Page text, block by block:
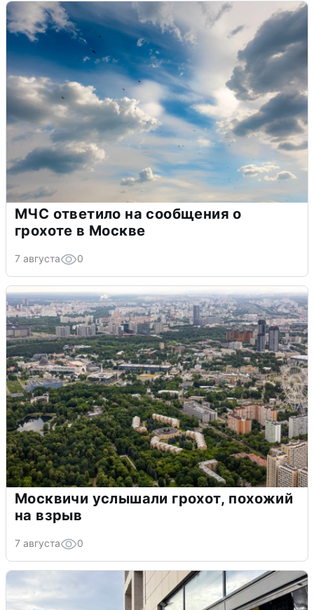
МЧС ответило на сообщения о
грохоте в Москве
7 августа 0
Москвичи услышали грохот, похожий
на взрыв
7 августа 0